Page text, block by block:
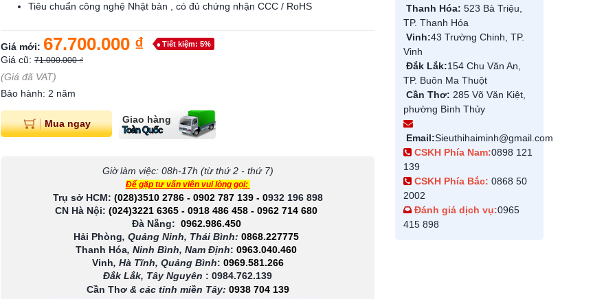
Tiêu chuẩn công nghệ Nhật bản , có đủ chứng nhận CCC / RoHS
Giá mới: 67.700.000 ₫ Tiết kiệm: 5%
Giá cũ: 71.000.000 ₫
(Giá đã VAT)
Bảo hành: 2 năm
Mua ngay Giao hàng
Toàn Quốc
Giờ làm việc: 08h-17h (từ thứ 2 - thứ 7)
Để gặp tư vấn viên vui lòng gọi:
Trụ sở HCM: (028)3510 2786 - 0902 787 139- 0932 196 898
CN Hà Nội: (024)3221 6365 - 0918 486 458 - 0962 714 680
Đà Nẵng: 0962.986.450
Hải Phòng, Quảng Ninh, Thái Bình: 0868.227775
Thanh Hóa, Ninh Bình, Nam Định: 0963.040.460
Vinh, Hà Tĩnh, Quảng Bình: 0969.581.266
Đắk Lắk, Tây Nguyên : 0984.762.139
Cần Thơ & các tỉnh miền Tây: 0938 704 139
Thanh Hóa: 523 Bà Triệu,
TP. Thanh Hóa
Vinh:43 Trường Chinh, TP.
Vinh
Đắk Lắk:154 Chu Văn An,
TP. Buôn Ma Thuột
Cần Thơ: 285 Võ Văn Kiệt,
phường Bình Thủy
Email:Sieuthihaiminh@gmail.com
CSKH Phía Nam:0898 121
139
CSKH Phía Bắc: 0868 50
2002
Đánh giá dịch vụ:0965
415 898